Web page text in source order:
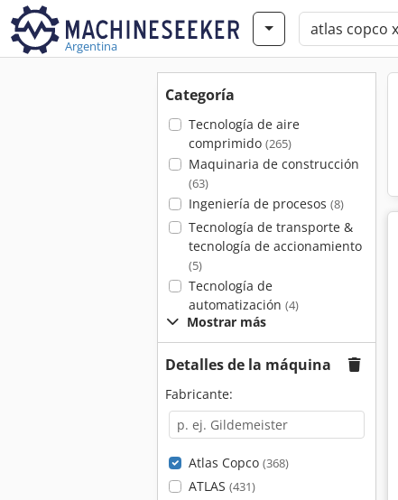
Argentina
Categoría
Tecnología de aire
comprimido (265)
Maquinaria de construcción
(63)
Ingeniería de procesos (8)
Tecnología de transporte &
tecnología de accionamiento
(5)
Tecnología de
automatización (4)
Mostrar más
Detalles de la máquina
Fabricante:
Atlas Copco (368)
ATLAS (431)